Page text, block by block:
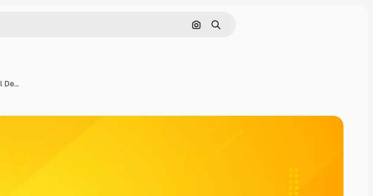
Pesquisar por imagem
Buscar
Banner de grandes vendas Design de etiqueta de preço de oferta especial Desenho de tag de festival de desconto de produto Super Venda